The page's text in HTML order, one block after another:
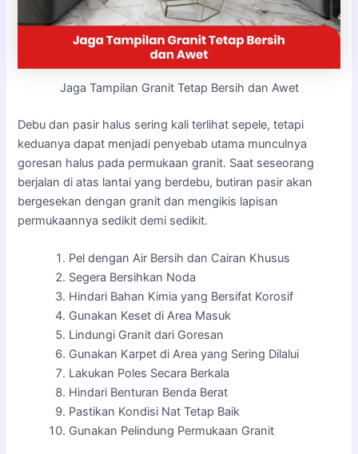
Jaga Tampilan Granit Tetap Bersih dan Awet
Debu dan pasir halus sering kali terlihat sepele, tetapi
keduanya dapat menjadi penyebab utama munculnya
goresan halus pada permukaan granit. Saat seseorang
berjalan di atas lantai yang berdebu, butiran pasir akan
bergesekan dengan granit dan mengikis lapisan
permukaannya sedikit demi sedikit.
Pel dengan Air Bersih dan Cairan Khusus
Segera Bersihkan Noda
Hindari Bahan Kimia yang Bersifat Korosif
Gunakan Keset di Area Masuk
Lindungi Granit dari Goresan
Gunakan Karpet di Area yang Sering Dilalui
Lakukan Poles Secara Berkala
Hindari Benturan Benda Berat
Pastikan Kondisi Nat Tetap Baik
Gunakan Pelindung Permukaan Granit